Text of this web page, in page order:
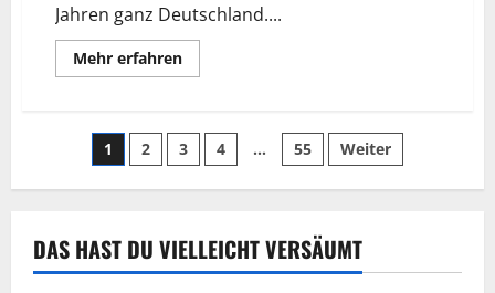
Jahren ganz Deutschland....
Mehr erfahren
1 2 3 4 … 55 Weiter
DAS HAST DU VIELLEICHT VERSÄUMT